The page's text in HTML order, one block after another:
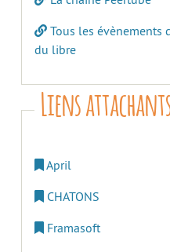
Tous les évènements
du libre
Liens
April
CHATONS
Framasoft